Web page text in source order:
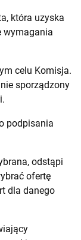
która uzyska
wymagania
celu Komisja.
sporządzony
podpisania
odstąpi
ofertę
dla danego